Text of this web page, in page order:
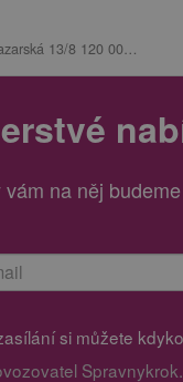
13/8 120 00…
na něj
si můžete